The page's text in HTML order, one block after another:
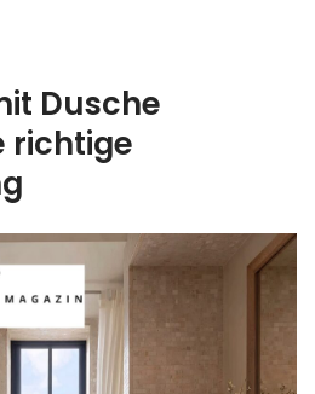
Dusche
richtige